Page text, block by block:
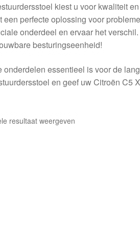
kiest u voor kwaliteit
perfecte oplossing voor
onderdeel en ervaar het
besturingseenheid!
essentieel is voor de
en geef uw Citroën C5
resultaat weergeven